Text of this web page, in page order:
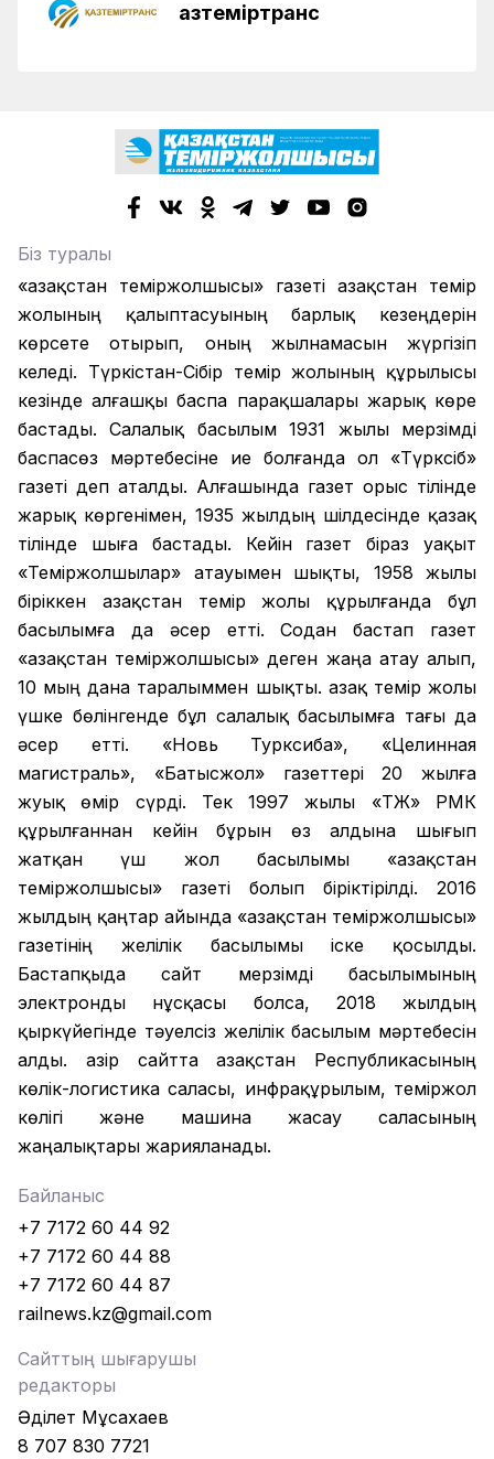
Қазтеміртранс
Біз туралы
«Қазақстан теміржолшысы» газеті Қазақстан темір
жолының қалыптасуының барлық кезеңдерін
көрсете отырып, оның жылнамасын жүргізіп
келеді. Түркістан-Сібір темір жолының құрылысы
кезінде алғашқы баспа парақшалары жарық көре
бастады. Салалық басылым 1931 жылы мерзімді
баспасөз мәртебесіне ие болғанда ол «Түрксіб»
газеті деп аталды. Алғашында газет орыс тілінде
жарық көргенімен, 1935 жылдың шілдесінде қазақ
тілінде шыға бастады. Кейін газет біраз уақыт
«Теміржолшылар» атауымен шықты, 1958 жылы
біріккен Қазақстан темір жолы құрылғанда бұл
басылымға да әсер етті. Содан бастап газет
«Қазақстан теміржолшысы» деген жаңа атау алып,
10 мың дана таралыммен шықты. Қазақ темір жолы
үшке бөлінгенде бұл салалық басылымға тағы да
әсер етті. «Новь Турксиба», «Целинная
магистраль», «Батысжол» газеттері 20 жылға
жуық өмір сүрді. Тек 1997 жылы «ҚТЖ» РМК
құрылғаннан кейін бұрын өз алдына шығып
жатқан үш жол басылымы «Қазақстан
теміржолшысы» газеті болып біріктірілді. 2016
жылдың қаңтар айында «Қазақстан теміржолшысы»
газетінің желілік басылымы іске қосылды.
Бастапқыда сайт мерзімді басылымының
электронды нұсқасы болса, 2018 жылдың
қыркүйегінде тәуелсіз желілік басылым мәртебесін
алды. Қазір сайтта Қазақстан Республикасының
көлік-логистика саласы, инфрақұрылым, теміржол
көлігі және машина жасау саласының
жаңалықтары жарияланады.
Байланыс
+7 7172 60 44 92
+7 7172 60 44 88
+7 7172 60 44 87
railnews.kz@gmail.com
Сайттың шығарушы
редакторы
Әділет Мұсахаев
8 707 830 7721